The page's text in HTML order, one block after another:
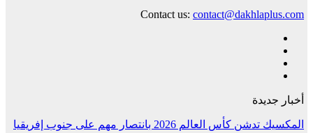
Contact us: contact@dakhlaplus.com
أخبار جديدة
المكسيك تدشن كأس العالم 2026 بانتصار مهم على جنوب إفريقيا